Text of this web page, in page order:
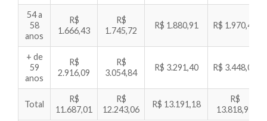
54 a
58
anos
R$
1.666,43
R$
1.745,72
R$ 1.880,91 R$ 1.970,43
+ de
59
anos
R$
2.916,09
R$
3.054,84
R$ 3.291,40 R$ 3.448,06
Total
R$
11.687,01
R$
12.243,06
R$ 13.191,18
R$
13.818,97